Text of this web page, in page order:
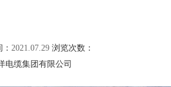
2021.07.29 浏览次数：
电缆集团有限公司